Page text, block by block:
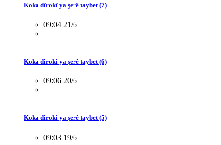
Koka dîrokî ya şerê taybet (7)
09:04 21/6
Koka dîrokî ya şerê taybet (6)
09:06 20/6
Koka dîrokî ya şerê taybet (5)
09:03 19/6